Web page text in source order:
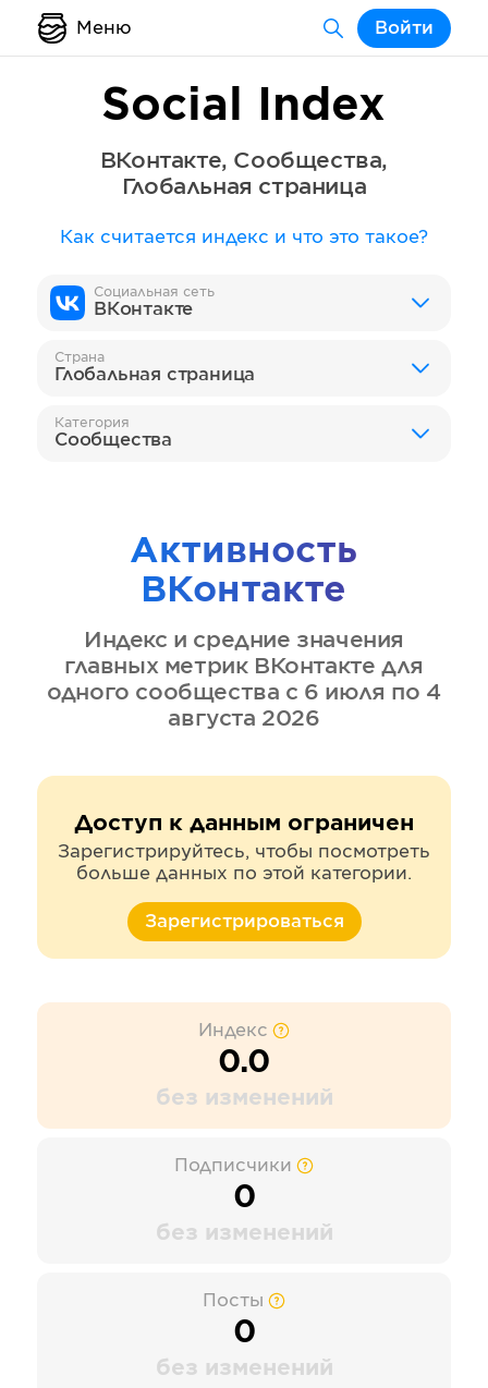
Меню Войти
Social Index
ВКонтакте, Сообщества,
Глобальная страница
Как считается индекс и что это такое?
Социальная сеть
ВКонтакте
Страна
Глобальная страница
Категория
Сообщества
Активность
ВКонтакте
Индекс и средние значения
главных метрик ВКонтакте для
одного сообщества с 6 июля по 4
августа 2026
Доступ к данным ограничен
Зарегистрируйтесь, чтобы посмотреть
больше данных по этой категории.
Зарегистрироваться
Индекс
0.0
без изменений
Подписчики
0
без изменений
Посты
0
без изменений